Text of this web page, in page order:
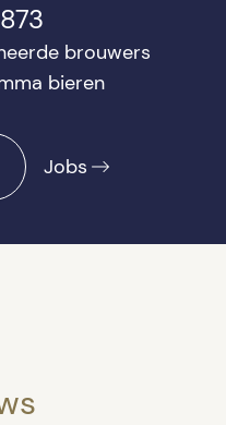
brouwers
bieren
Jobs